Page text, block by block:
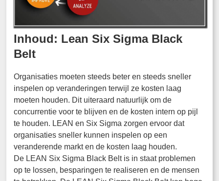
Inhoud: Lean Six Sigma Black
Belt
Organisaties moeten steeds beter en steeds sneller
inspelen op veranderingen terwijl ze kosten laag
moeten houden. Dit uiteraard natuurlijk om de
concurrentie voor te blijven en de kosten intern op pijl
te houden. LEAN en Six Sigma zorgen ervoor dat
organisaties sneller kunnen inspelen op een
veranderende markt en de kosten laag houden.
De LEAN Six Sigma Black Belt is in staat problemen
op te lossen, besparingen te realiseren en de mensen